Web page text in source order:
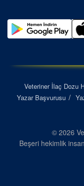
Veteriner İlaç Dozu
Yazar Başvurusu
© 2026
Beşeri hekimlik